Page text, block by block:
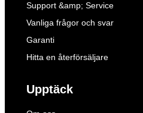
Support &amp; Service
Vanliga frågor och svar
Garanti
Hitta en återförsäljare
Upptäck